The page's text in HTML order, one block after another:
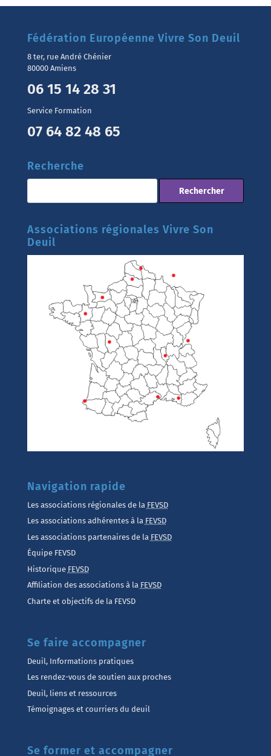
Fédération Européenne Vivre Son Deuil
8 ter, rue André Chénier
80000 Amiens
06 15 14 28 31
Service Formation
07 64 82 48 65
Recherche
Associations régionales Vivre Son
Deuil
Navigation rapide
Les associations régionales de la FEVSD
Les associations adhérentes à la FEVSD
Les associations partenaires de la FEVSD
Équipe FEVSD
Historique FEVSD
Affiliation des associations à la FEVSD
Charte et objectifs de la FEVSD
Se faire accompagner
Deuil, Informations pratiques
Les rendez-vous de soutien aux proches
Deuil, liens et ressources
Témoignages et courriers du deuil
Se former et accompagner